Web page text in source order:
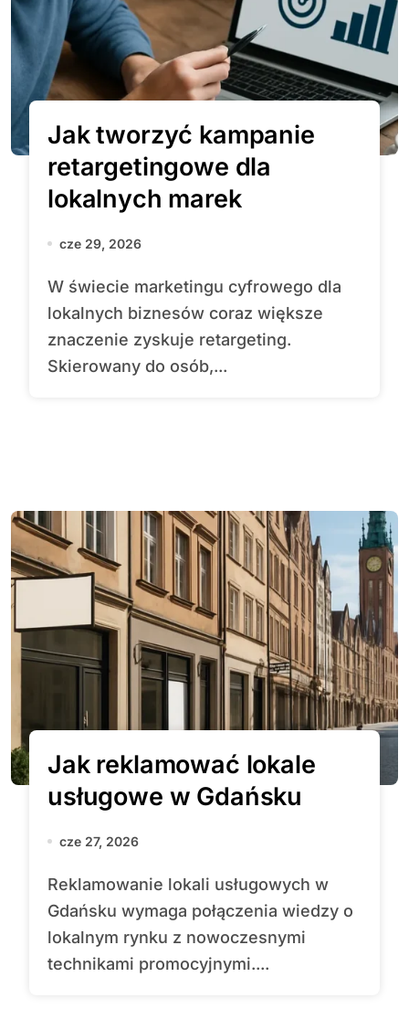
Jak tworzyć kampanie
retargetingowe dla
lokalnych marek
cze 29, 2026
W świecie marketingu cyfrowego dla
lokalnych biznesów coraz większe
znaczenie zyskuje retargeting.
Skierowany do osób,...
Jak reklamować lokale
usługowe w Gdańsku
cze 27, 2026
Reklamowanie lokali usługowych w
Gdańsku wymaga połączenia wiedzy o
lokalnym rynku z nowoczesnymi
technikami promocyjnymi....